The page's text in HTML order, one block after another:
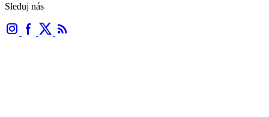
Sleduj nás